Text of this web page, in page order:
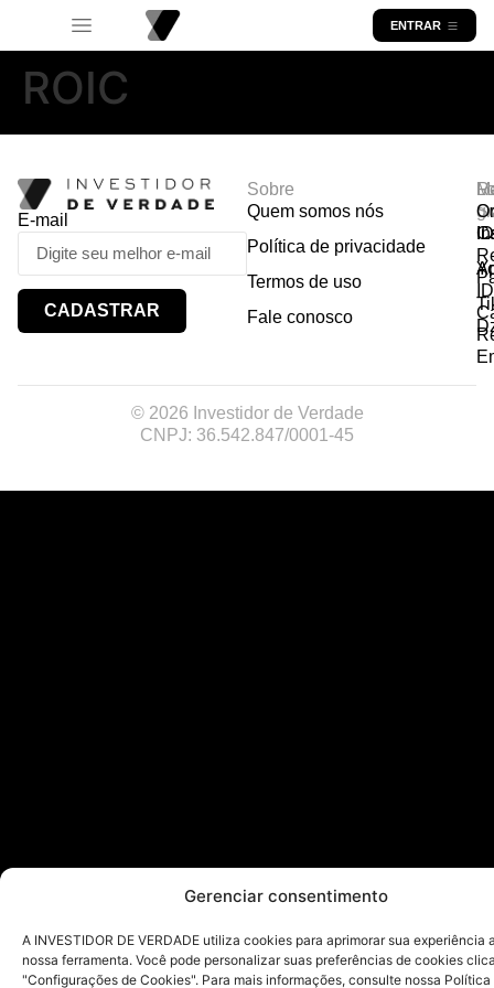
Gerenciar consentimento
A INVESTIDOR DE VERDADE utiliza cookies para aprimorar sua experiência
nossa ferramenta. Você pode personalizar suas preferências de cookies
"Configurações de Cookies". Para mais informações, consulte nossa Política
ENTRAR
ROIC
E-mail
CADASTRAR
Sobre
Quem somos nós
Política de privacidade
Termos de uso
Fale conosco
© 2026 Investidor de Verdade
CNPJ: 36.542.847/0001-45